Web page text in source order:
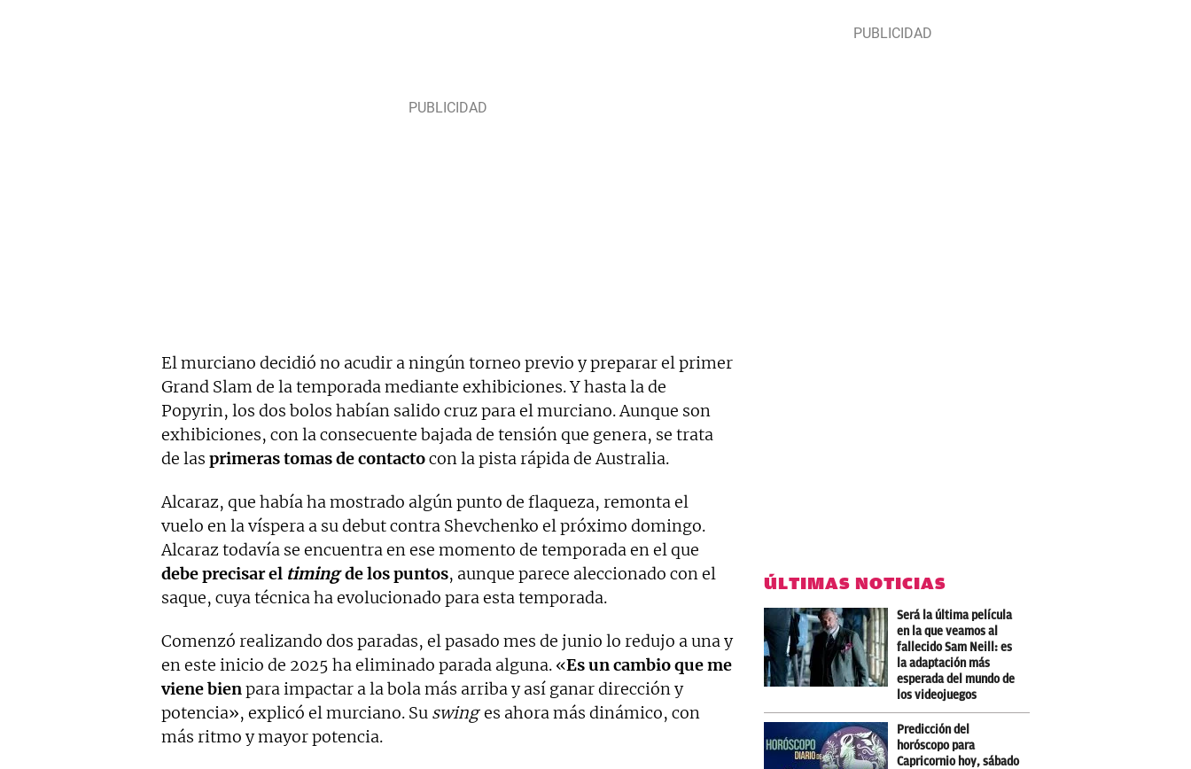
El murciano decidió no acudir a ningún torneo previo y preparar el primer
Grand Slam de la temporada mediante exhibiciones. Y hasta la de
Popyrin, los dos bolos habían salido cruz para el murciano. Aunque son
exhibiciones, con la consecuente bajada de tensión que genera, se trata
de las primeras tomas de contactocon la pista rápida de Australia.
Alcaraz, que había ha mostrado algún punto de flaqueza, remonta el
vuelo en la víspera a su debut contra Shevchenko el próximo domingo.
Alcaraz todavía se encuentra en ese momento de temporada en el que
debe precisar el timingde los puntos, aunque parece aleccionado con el
saque, cuya técnica ha evolucionado para esta temporada.
Comenzó realizando dos paradas, el pasado mes de junio lo redujo a una y
en este inicio de 2025 ha eliminado parada alguna. «Es un cambio que me
viene bienpara impactar a la bola más arriba y así ganar dirección y
potencia», explicó el murciano. Su swinges ahora más dinámico, con
más ritmo y mayor potencia.
ÚLTIMAS NOTICIAS
Será la última película
en la que veamos al
fallecido Sam Neill: es
la adaptación más
esperada del mundo de
los videojuegos
Predicción del
horóscopo para
Capricornio hoy, sábado